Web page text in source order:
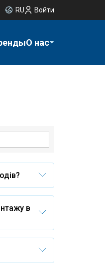
RU Войти
О нас
в